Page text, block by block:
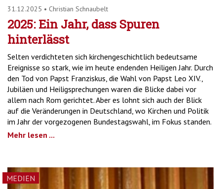
31.12.2025 • Christian Schnaubelt
2025: Ein Jahr, dass Spuren
hinterlässt
Selten verdichteten sich kirchengeschichtlich bedeutsame
Ereignisse so stark, wie im heute endenden Heiligen Jahr. Durch
den Tod von Papst Franziskus, die Wahl von Papst Leo XIV.,
Jubiläen und Heiligsprechungen waren die Blicke dabei vor
allem nach Rom gerichtet. Aber es lohnt sich auch der Blick
auf die Veränderungen in Deutschland, wo Kirchen und Politik
im Jahr der vorgezogenen Bundestagswahl, im Fokus standen.
Mehr lesen ...
MEDIEN